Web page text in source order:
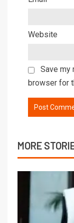
Website
Save my
browser for
MORE